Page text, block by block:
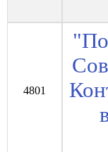
4801